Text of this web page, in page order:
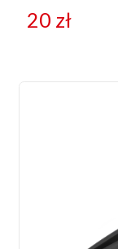
20 zł